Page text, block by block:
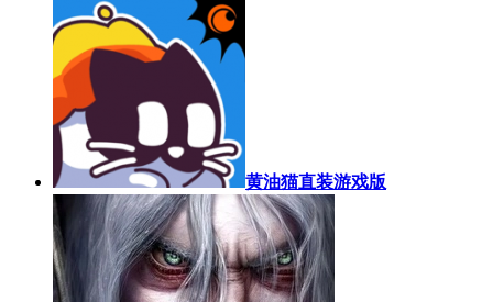
黄油猫直装游戏版